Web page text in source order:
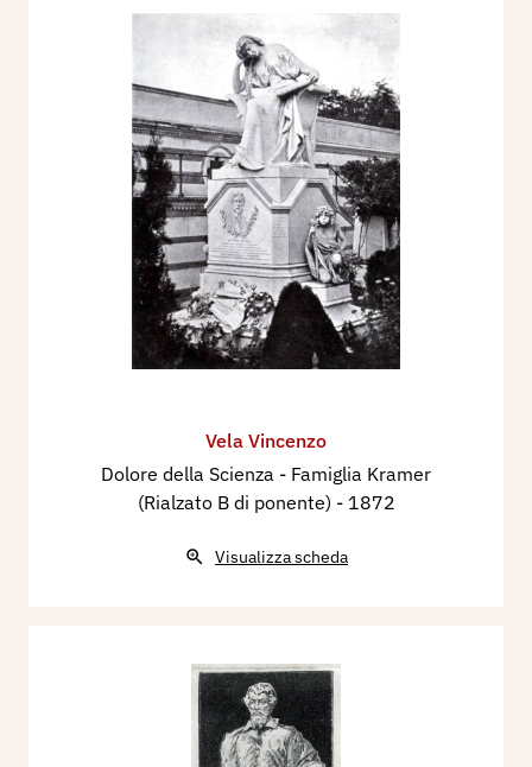
Vela Vincenzo
Dolore della Scienza - Famiglia Kramer
(Rialzato B di ponente) - 1872
Visualizza scheda